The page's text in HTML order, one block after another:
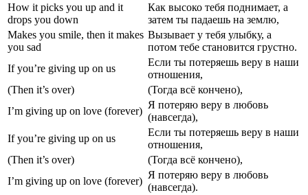
How it picks you up and it
drops you down
Как высоко тебя поднимает, а
затем ты падаешь на землю,
Makes you smile, then it makes
you sad
Вызывает у тебя улыбку, а
потом тебе становится грустно.
If you’re giving up on us
Если ты потеряешь веру в наши
отношения,
(Then it’s over)
(Тогда всё кончено),
I’m giving up on love (forever)
Я потеряю веру в любовь
(навсегда),
If you’re giving up on us
Если ты потеряешь веру в наши
отношения,
(Then it’s over)
(Тогда всё кончено),
I’m giving up on love (forever)
Я потеряю веру в любовь
(навсегда).